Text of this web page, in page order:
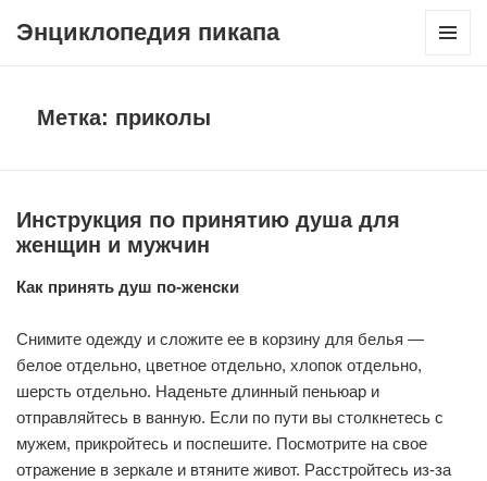
Энциклопедия пикапа
Метка: приколы
Инструкция по принятию душа для
женщин и мужчин
Как принять душ по-женски
Снимите одежду и сложите ее в корзину для белья —
белое отдельно, цветное отдельно, хлопок отдельно,
шерсть отдельно. Наденьте длинный пеньюар и
отправляйтесь в ванную. Если по пути вы столкнетесь с
мужем, прикройтесь и поспешите. Посмотрите на свое
отражение в зеркале и втяните живот. Расстройтесь из-за